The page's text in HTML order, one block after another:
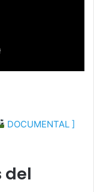
DOCUMENTAL ]
del